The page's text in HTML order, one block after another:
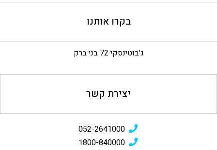
בקרו אותנו
ג'בוטינסקי 72 בני ברק
יצירת קשר
052-2641000
1800-840000